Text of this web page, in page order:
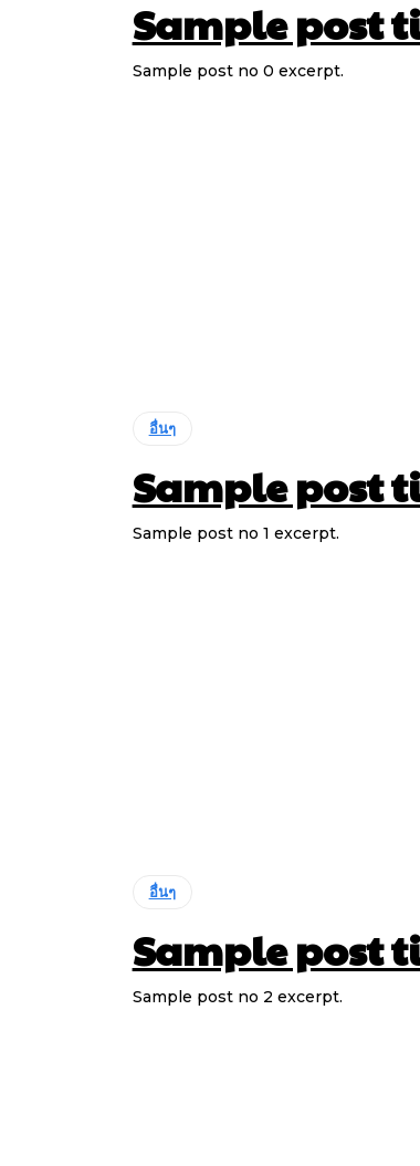
Sample post
Sample post no 0 excerpt.
อื่นๆ
Sample post
Sample post no 1 excerpt.
อื่นๆ
Sample post
Sample post no 2 excerpt.